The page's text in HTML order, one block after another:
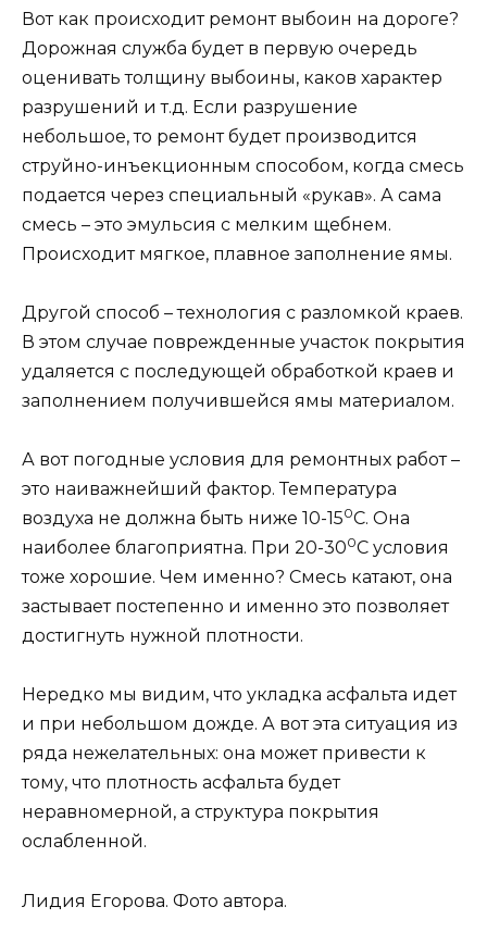
Вот как происходит ремонт выбоин на дороге?
Дорожная служба будет в первую очередь
оценивать толщину выбоины, каков характер
разрушений и т.д. Если разрушение
небольшое, то ремонт будет производится
струйно-инъекционным способом, когда смесь
подается через специальный «рукав». А сама
смесь – это эмульсия с мелким щебнем.
Происходит мягкое, плавное заполнение ямы.
Другой способ – технология с разломкой краев.
В этом случае поврежденные участок покрытия
удаляется с последующей обработкой краев и
заполнением получившейся ямы материалом.
А вот погодные условия для ремонтных работ –
это наиважнейший фактор. Температура
воздуха не должна быть ниже 10-150С. Она
наиболее благоприятна. При 20-300С условия
тоже хорошие. Чем именно? Смесь катают, она
застывает постепенно и именно это позволяет
достигнуть нужной плотности.
Нередко мы видим, что укладка асфальта идет
и при небольшом дожде. А вот эта ситуация из
ряда нежелательных: она может привести к
тому, что плотность асфальта будет
неравномерной, а структура покрытия
ослабленной.
Лидия Егорова. Фото автора.